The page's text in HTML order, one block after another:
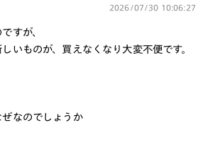
ままケースに収納すると、フレームが傷
プレートの収納は専用ケースをご利用く
。
プレートに隙間が生じます。
2026/07/30 10:06:27
すが、
いものが、買えなくなり大変不便です。
なのでしょうか